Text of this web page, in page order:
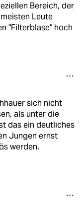
Bereich, der
Leute
"Filterblase" hoch
sich nicht
als unter die
das ein deutliches
Jungen ernst
werden.